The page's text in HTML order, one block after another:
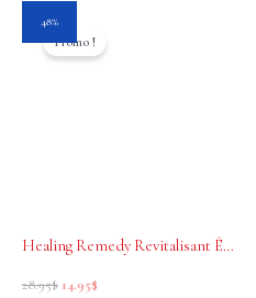
48%
Promo !
Healing Remedy Revitalisant Équilibrant du Cuir Chevelu 250 ml- antipelliculaire
28.95$
initial
14.95$
actuel